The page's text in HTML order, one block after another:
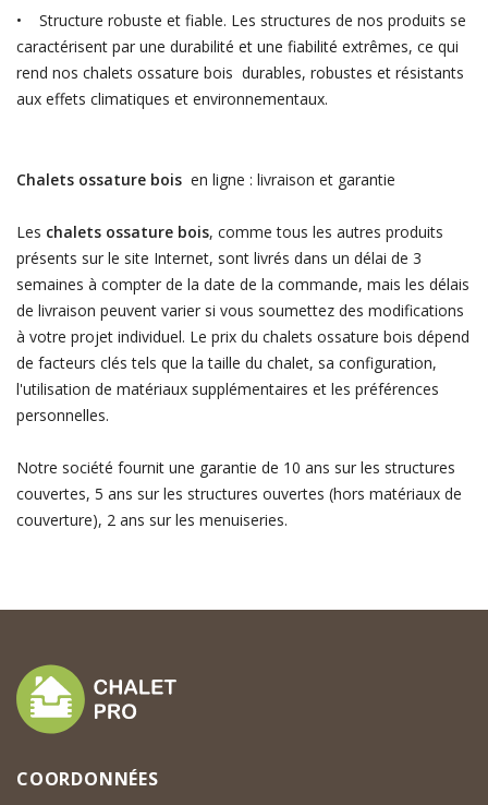
• Structure robuste et fiable. Les structures de nos produits se
caractérisent par une durabilité et une fiabilité extrêmes, ce qui
rend nos chalets ossature bois durables, robustes et résistants
aux effets climatiques et environnementaux.
Chalets ossature bois en ligne : livraison et garantie
Les chalets ossature bois, comme tous les autres produits
présents sur le site Internet, sont livrés dans un délai de 3
semaines à compter de la date de la commande, mais les délais
de livraison peuvent varier si vous soumettez des modifications
à votre projet individuel. Le prix du chalets ossature bois dépend
de facteurs clés tels que la taille du chalet, sa configuration,
l'utilisation de matériaux supplémentaires et les préférences
personnelles.
Notre société fournit une garantie de 10 ans sur les structures
couvertes, 5 ans sur les structures ouvertes (hors matériaux de
couverture), 2 ans sur les menuiseries.
COORDONNÉES